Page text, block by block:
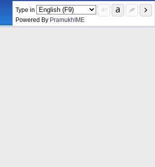
Type in
Powered By PramukhIME